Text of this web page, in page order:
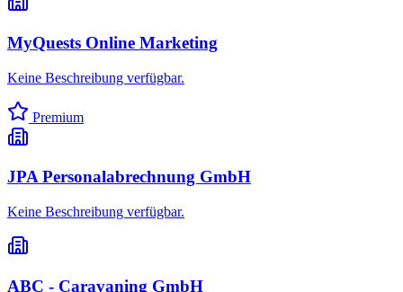
MyQuests Online Marketing
Keine Beschreibung verfügbar.
Premium
JPA Personalabrechnung GmbH
Keine Beschreibung verfügbar.
ABC - Caravaning GmbH